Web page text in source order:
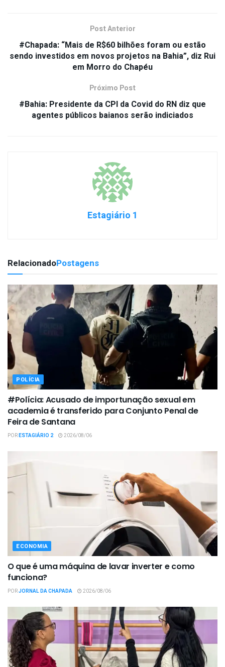
Post Anterior
#Chapada: “Mais de R$60 bilhões foram ou estão
sendo investidos em novos projetos na Bahia”, diz Rui
em Morro do Chapéu
Próximo Post
#Bahia: Presidente da CPI da Covid do RN diz que
agentes públicos baianos serão indiciados
Estagiário 1
RelacionadoPostagens
POLÍCIA
#Polícia: Acusado de importunação sexual em
academia é transferido para Conjunto Penal de
Feira de Santana
PORESTAGIÁRIO 2 2026/08/06
ECONOMIA
O que é uma máquina de lavar inverter e como
funciona?
PORJORNAL DA CHAPADA 2026/08/06